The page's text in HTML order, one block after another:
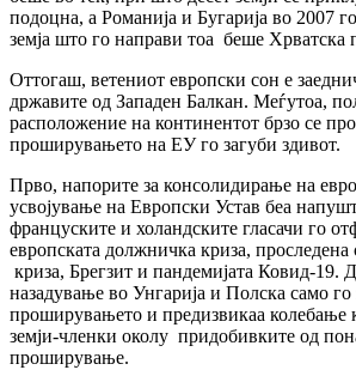
подоцна, а Романија и Бугарија во 2007
земја што го направи тоа беше Хрватска
Оттогаш, ветениот европски сон е
државите од Западен Балкан. Меѓутоа,
расположение на континентот брзо се
проширувањето на ЕУ го загуби здивот.
Прво, напорите за консолидирање на
усвојување на Европски Устав беа
француските и холандските гласачи го
европската должничка криза, проследена
криза, Брегзит и пандемијата Ковид-19.
назадување во Унгарија и Полска само
проширувањето и предизвикаа колебање
земји-членки околу придобивките од
проширување.